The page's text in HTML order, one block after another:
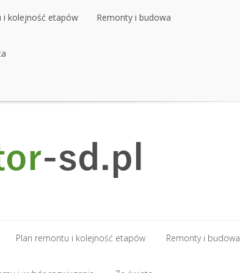
i kolejność etapów
kolejność etapów
Remonty i budowa
Plan remontu i kolejność etapów Remonty i budowa